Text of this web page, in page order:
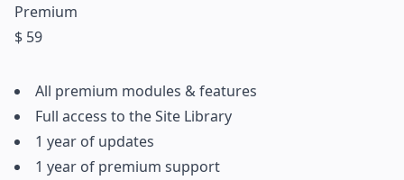
Premium
$ 59
All premium modules & features
Full access to the Site Library
1 year of updates
1 year of premium support